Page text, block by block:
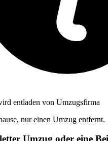
entladen von Umzugsfirma
nur einen Umzug entfernt.
Umzug oder eine